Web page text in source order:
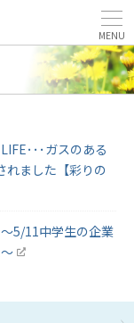
･･･ガスのある
れました【彩りの
5/11中学生の企業